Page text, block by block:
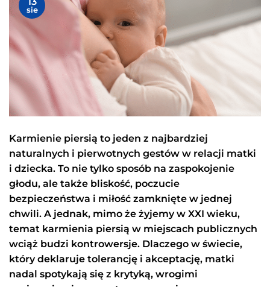
sie
Karmienie piersią to jeden z najbardziej
naturalnych i pierwotnych gestów w relacji matki
i dziecka. To nie tylko sposób na zaspokojenie
głodu, ale także bliskość, poczucie
bezpieczeństwa i miłość zamknięte w jednej
chwili. A jednak, mimo że żyjemy w XXI wieku,
temat karmienia piersią w miejscach publicznych
wciąż budzi kontrowersje. Dlaczego w świecie,
który deklaruje tolerancję i akceptację, matki
nadal spotykają się z krytyką, wrogimi